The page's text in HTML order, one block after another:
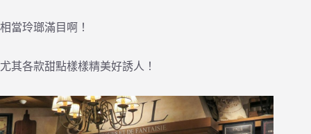
相當玲瑯滿目啊！
尤其各款甜點樣樣精美好誘人！